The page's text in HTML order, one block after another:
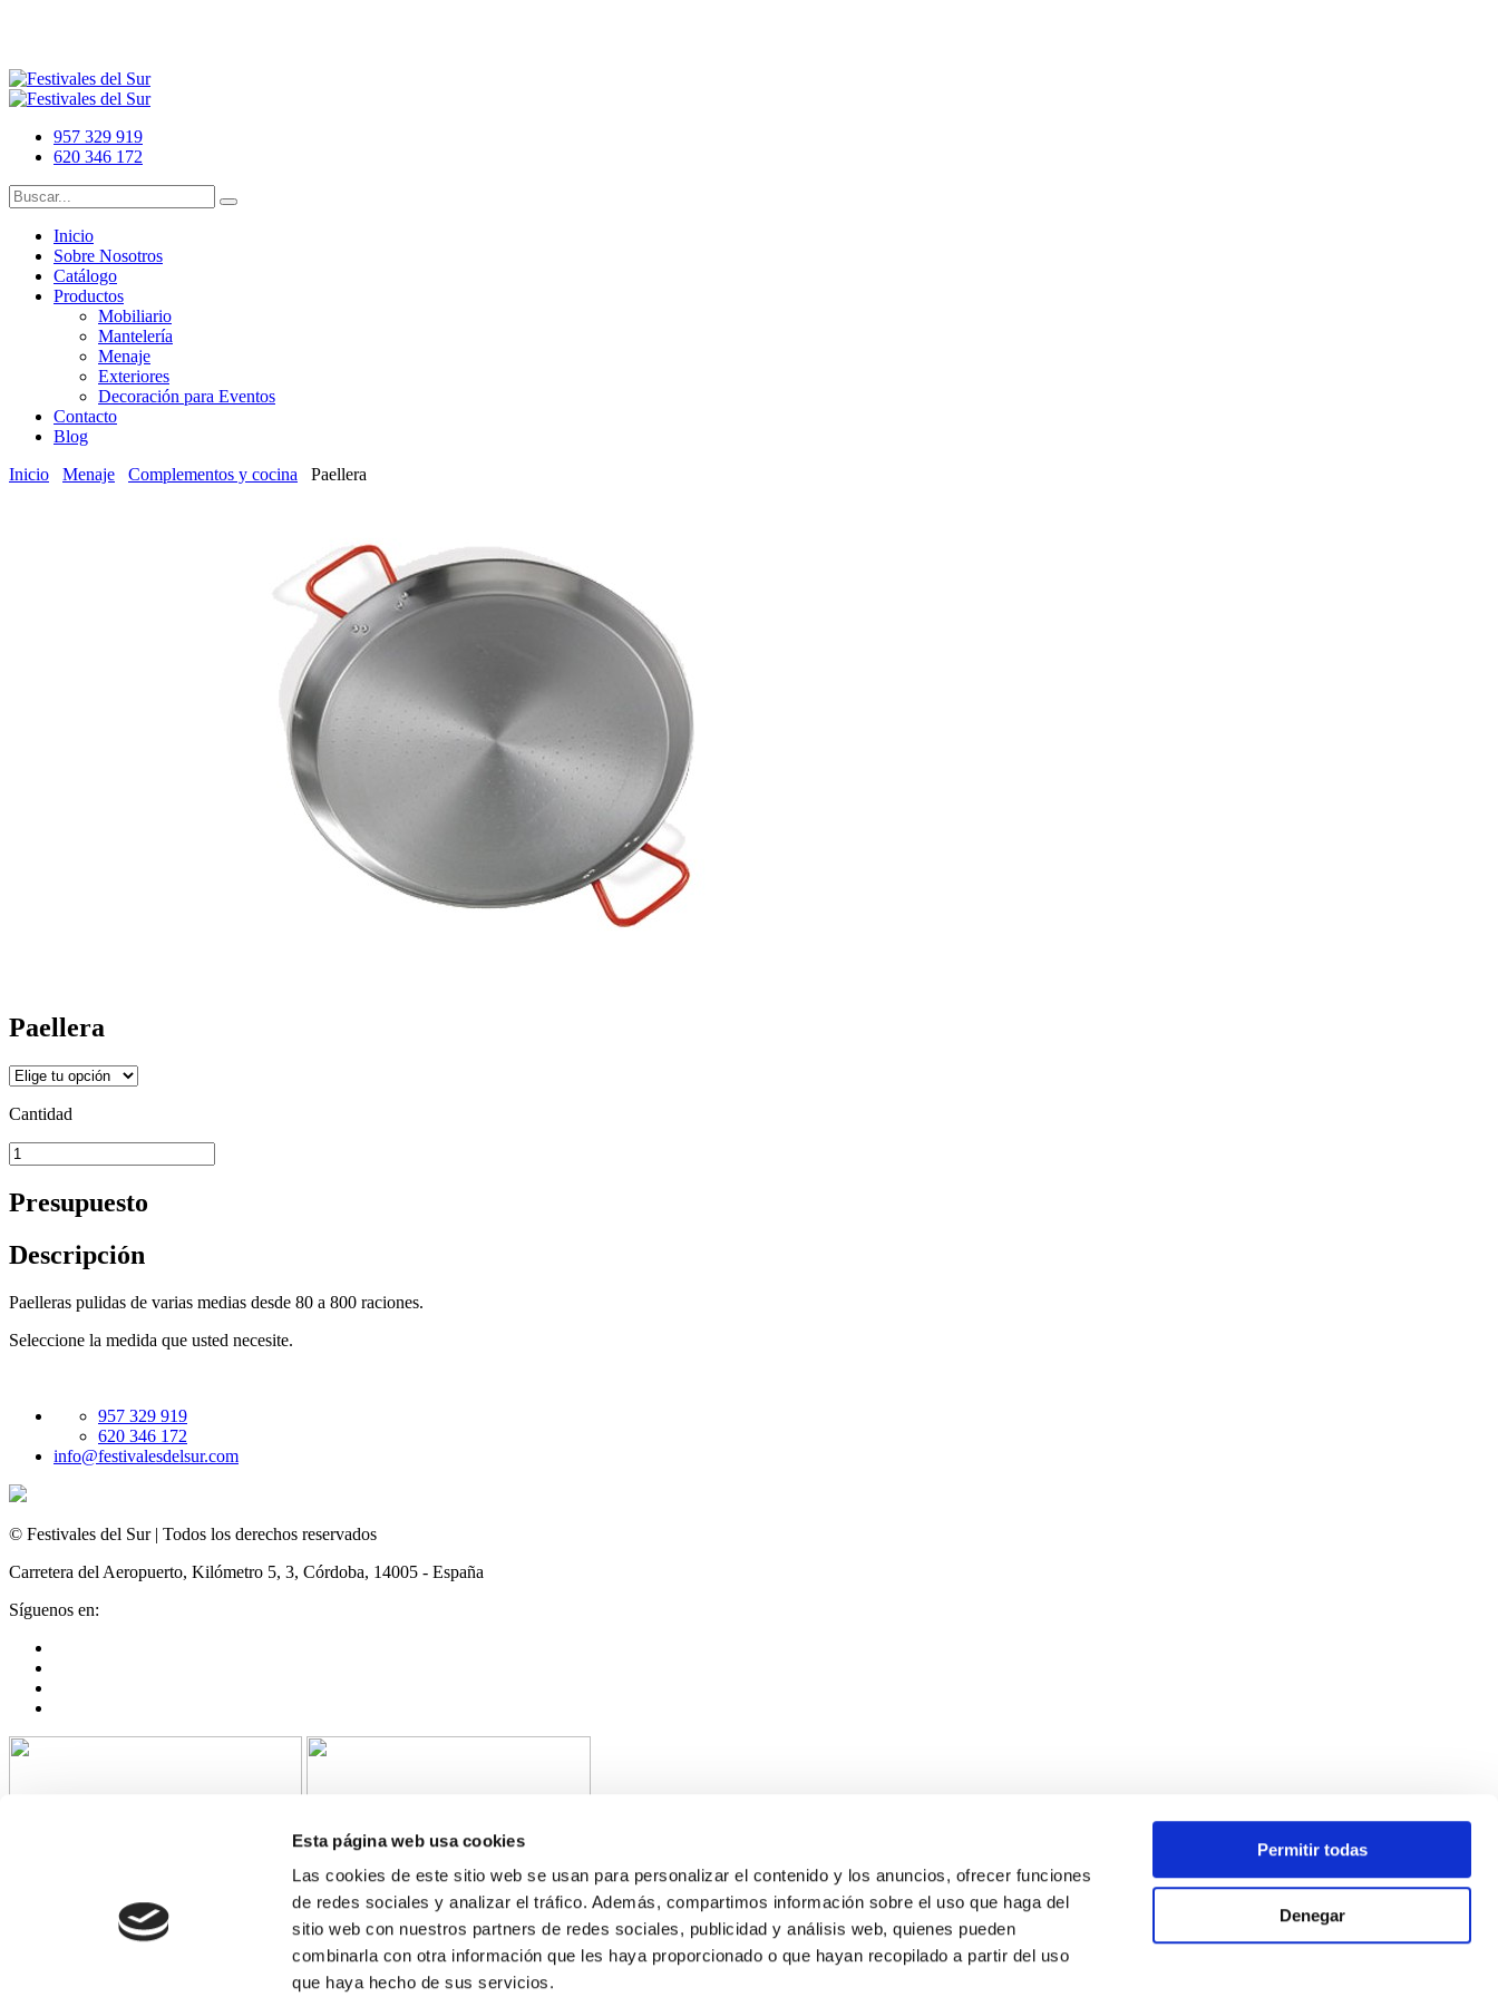
Esta página web usa cookies
Las cookies de este sitio web se usan para personalizar el contenido y los anuncios, ofrecer funciones
de redes sociales y analizar el tráfico. Además, compartimos información sobre el uso que haga del
sitio web con nuestros partners de redes sociales, publicidad y análisis web, quienes pueden
combinarla con otra información que les haya proporcionado o que hayan recopilado a partir del uso
que haya hecho de sus servicios.
Permitir todas
Denegar
957 329 919
620 346 172
Inicio
Sobre Nosotros
Catálogo
Productos
Mobiliario
Mantelería
Menaje
Exteriores
Decoración para Eventos
Contacto
Blog
Inicio
Menaje Complementos y cocina Paellera
Paellera
Cantidad
Presupuesto
Descripción
Paelleras pulidas de varias medias desde 80 a 800 raciones.
Seleccione la medida que usted necesite.
957 329 919
620 346 172
info@festivalesdelsur.com
© Festivales del Sur | Todos los derechos reservados
Carretera del Aeropuerto, Kilómetro 5, 3, Córdoba, 14005 - España
Síguenos en:
"Festivales del Sur SL ha recibido una ayuda de la Unión Europea con cargo al Programa Operativo FEDER de Andalucía 2014-2020, financiada como parte de la respuesta de la Unión a la pandemia de
COVID-19 (REACT-UE), para compensar el sobrecoste energético de gas natural y/o electricidad a pymes y autónomos especialmente afectados por el incremento de los precios del gas natural y la electricidad